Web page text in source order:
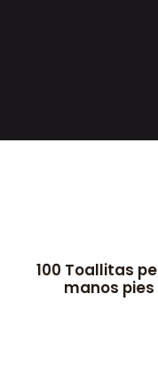
-50% OFF
100 Toallitas
manos